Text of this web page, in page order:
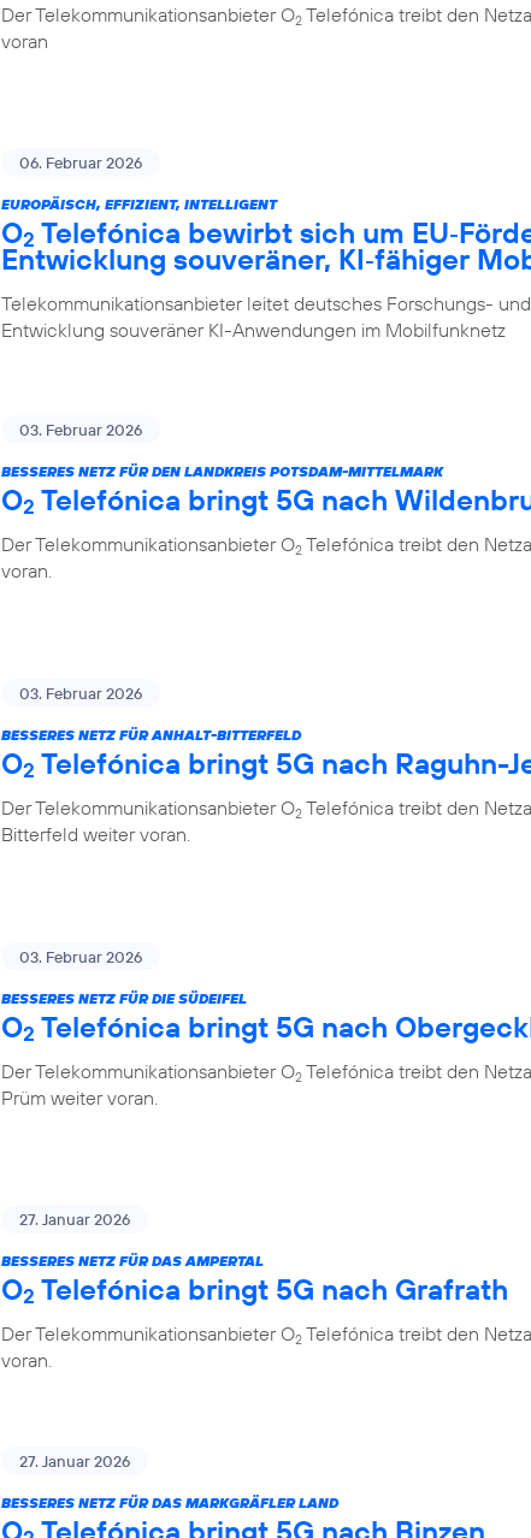
Der Telekommunikationsanbieter O2 Telefónica treibt den
voran
06. Februar 2026
EUROPÄISCH, EFFIZIENT, INTELLIGENT
O2 Telefónica bewirbt sich um
Entwicklung souveräner, KI‑fähiger
Telekommunikationsanbieter leitet deutsches Forschungs-
Entwicklung souveräner KI-Anwendungen im Mobilfunknetz
03. Februar 2026
BESSERES NETZ FÜR DEN LANDKREIS POTSDAM-MITTELMARK
O2 Telefónica bringt 5G nach
Der Telekommunikationsanbieter O2 Telefónica treibt den
voran.
03. Februar 2026
BESSERES NETZ FÜR ANHALT-BITTERFELD
O2 Telefónica bringt 5G nach Raguhn-
Der Telekommunikationsanbieter O2 Telefónica treibt den
Bitterfeld weiter voran.
03. Februar 2026
BESSERES NETZ FÜR DIE SÜDEIFEL
O2 Telefónica bringt 5G nach
Der Telekommunikationsanbieter O2 Telefónica treibt den
Prüm weiter voran.
27. Januar 2026
BESSERES NETZ FÜR DAS AMPERTAL
O2 Telefónica bringt 5G nach Grafrath
Der Telekommunikationsanbieter O2 Telefónica treibt den
voran.
27. Januar 2026
BESSERES NETZ FÜR DAS MARKGRÄFLER LAND
O Telefónica bringt 5G nach Binzen